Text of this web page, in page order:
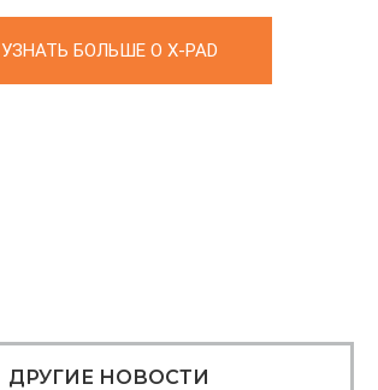
УЗНАТЬ БОЛЬШЕ О X-PAD
ДРУГИЕ НОВОСТИ